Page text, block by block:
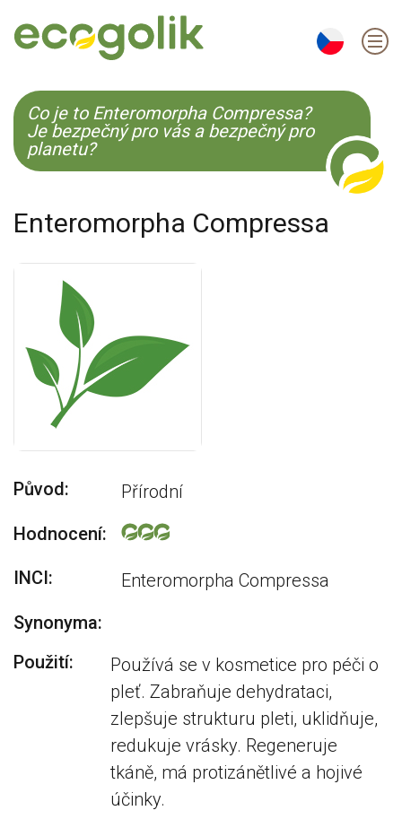
EN ES CS KO
Co je to Enteromorpha Compressa?
Je bezpečný pro vás a bezpečný pro
planetu?
Enteromorpha Compressa
Původ:
Přírodní
Hodnocení:
INCI:
Enteromorpha Compressa
Synonyma:
Použití:
Používá se v kosmetice pro péči o
pleť. Zabraňuje dehydrataci,
zlepšuje strukturu pleti, uklidňuje,
redukuje vrásky. Regeneruje
tkáně, má protizánětlivé a hojivé
účinky.